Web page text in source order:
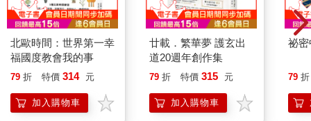
略曉得幼兒到什麼年紀應該會陸續有加、減、乘、除的算術能
力。他決定為十五個月大的孫子進行一次測驗，隨即驚訝的發
現，這孩子竟已掌握了簡單算術的基本規則。
一項的成長紀錄。數學很可能是他的天賦所在：不到兩歲，他已
經完全能駕馭算術的四則運算，而且不限於一到一百而已。就在
這段時間，他還要求母親教他看懂時鐘。
北歐時間：世界第一幸
福國度教會我的事
79 折 特價 314 元
加入購物車
廿載．繁華夢 護玄出
道20週年創作集
79 折 特價 315 元
加入購物車
祕
79 折